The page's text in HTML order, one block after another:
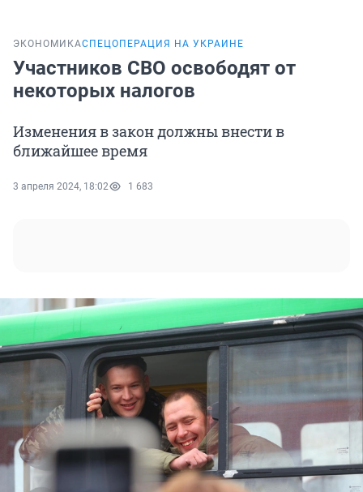
ЭКОНОМИКАСПЕЦОПЕРАЦИЯ НА УКРАИНЕ
Участников СВО освободят от
некоторых налогов
Изменения в закон должны внести в
ближайшее время
3 апреля 2024, 18:02 1 683